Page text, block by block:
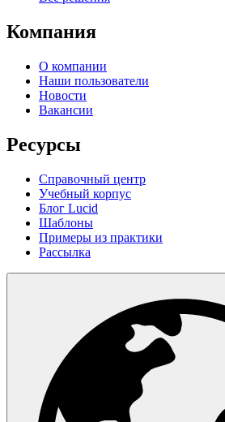
Компания
О компании
Наши пользователи
Новости
Вакансии
Ресурсы
Справочный центр
Учебный корпус
Блог Lucid
Шаблоны
Примеры из практики
Рассылка